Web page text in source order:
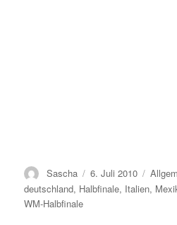
Autor
Sascha
Veröffentlicht
am
6. Juli 2010
deutschland, Halbfinale, Italien,
WM-Halbfinale